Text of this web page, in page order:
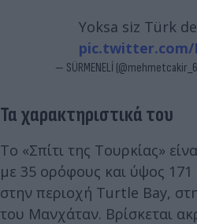
Yoksa siz Türk
pic.twitter.com/
— SÜRMENELİ
Τα χαρακτηριστικά του
Το «Σπίτι της Τουρκίας»
με 35 ορόφους και ύψος
στην περιοχή Turtle Bay,
του Μανχάταν. Βρίσκεται